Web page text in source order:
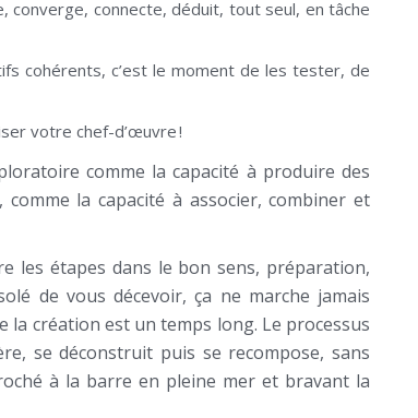
converge, connecte, déduit, tout seul, en tâche
cohérents, c’est le moment de les tester, de
votre chef-d’œuvre !
comme la capacité à produire des
la capacité à associer, combiner et
les étapes dans le bon sens, préparation,
de vous décevoir, ça ne marche jamais
la création est un temps long. Le processus
se déconstruit puis se recompose, sans
à la barre en pleine mer et bravant la